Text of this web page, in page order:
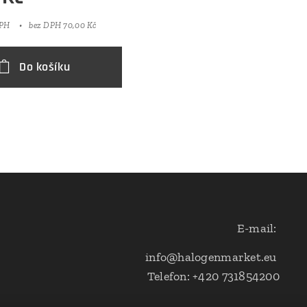
bez DPH 70,00 Kč
Do košíku
E-mail:
info@halogenmarket.eu
Telefon: +420 731854200